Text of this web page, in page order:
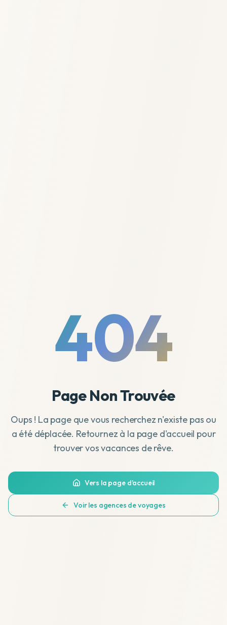
404
Page Non Trouvée
Oups ! La page que vous recherchez n'existe pas ou
a été déplacée. Retournez à la page d'accueil pour
trouver vos vacances de rêve.
Vers la page d'accueil
Voir les agences de voyages